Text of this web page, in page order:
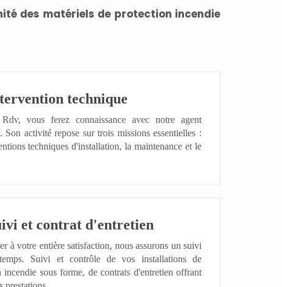
des matériels de protection incendie
technique
vous ferez connaissance avec notre agent
Son activité repose sur trois missions essentielles :
techniques d'installation, la maintenance et le
et contrat d'entretien
à votre entière satisfaction, nous assurons un suivi
Suivi et contrôle de vos installations de
incendie sous forme, de contrats d'entretien offrant